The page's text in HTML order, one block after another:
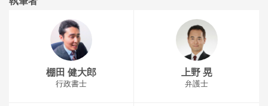
棚田 健大郎
行政書士
上野 晃
弁護士